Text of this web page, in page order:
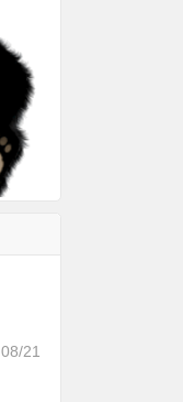
08/21